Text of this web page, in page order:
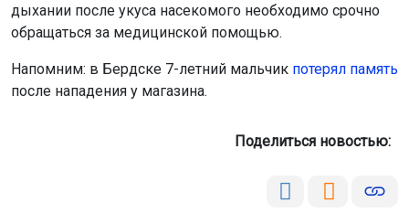
дыхании после укуса насекомого необходимо срочно
обращаться за медицинской помощью.
Напомним: в Бердске 7-летний мальчик потерял память
после нападения у магазина.
Поделиться новостью: